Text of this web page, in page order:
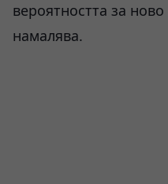
вероятността за
намалява.